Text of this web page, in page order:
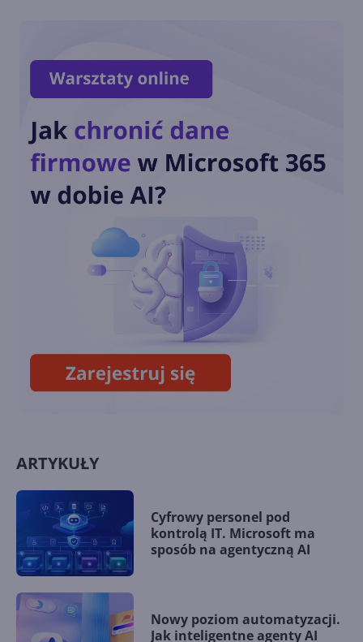
Windows 11 staje się
platformą dla AI i agentów.
Nowości na Ignite 2025
Recall - flagowa funkcja AI w
Windows 11 w końcu wydana
ARTYKUŁY
Cyfrowy personel pod
kontrolą IT. Microsoft ma
sposób na agentyczną AI
Nowy poziom automatyzacji.
Jak inteligentne agenty AI